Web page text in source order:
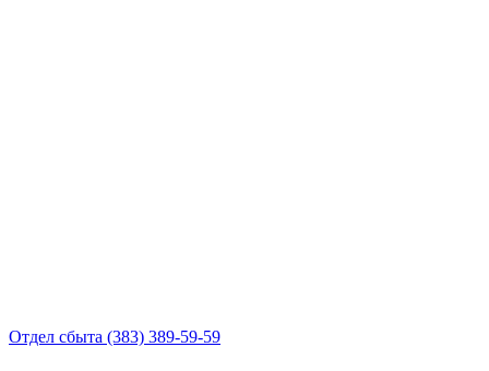
Отдел сбыта (383) 389-59-59